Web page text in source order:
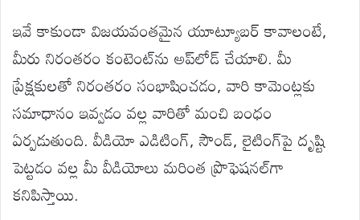
ఇవే కాకుండా విజయవంతమైన యూట్యూబర్ కావాలంటే,
మీరు నిరంతరం కంటెంట్‌ను అప్‌లోడ్ చేయాలి. మీ
ప్రేక్షకులతో నిరంతరం సంభాషించడం, వారి కామెంట్లకు
సమాధానం ఇవ్వడం వల్ల వారితో మంచి బంధం
ఏర్పడుతుంది. వీడియో ఎడిటింగ్, సౌండ్, లైటింగ్‌పై దృష్టి
పెట్టడం వల్ల మీ వీడియోలు మరింత ప్రొఫెషనల్‌గా
కనిపిస్తాయి.